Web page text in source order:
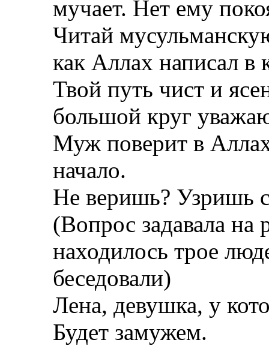
мучает. Нет ему
Читай
как Аллах написал в
Твой путь чист и
большой круг
Муж поверит в
начало.
Не веришь? Узришь
(Вопрос задавала
находилось трое
беседовали)
Лена, девушка, у
Будет замужем.